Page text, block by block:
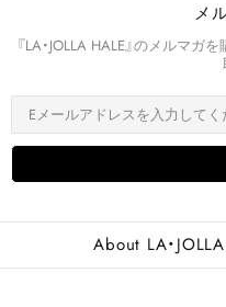
About LA・
メ
『LA・JOLLA HALE』のメルマ